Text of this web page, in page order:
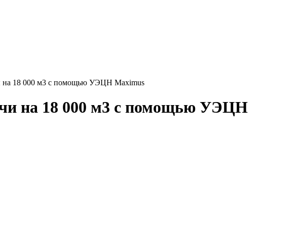
на 18 000 м3 с помощью УЭЦН Maximus
на 18 000 м3 с помощью УЭЦН